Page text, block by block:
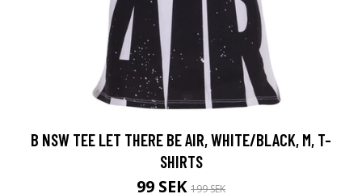
B NSW TEE LET THERE BE AIR, WHITE/BLACK, M, T-
SHIRTS
99 SEK 199 SEK